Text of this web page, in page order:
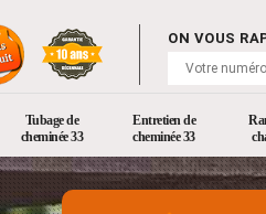
ON VOUS
Tubage de
cheminée 33
Entretien de
cheminée 33